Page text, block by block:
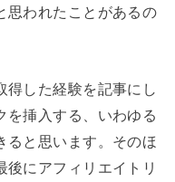
思われたことがあるの
得した経験を記事にし
を挿入する、いわゆる
ると思います。そのほ
にアフィリエイトリ